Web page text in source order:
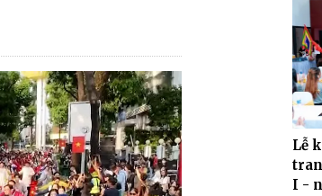
Lễ
I -